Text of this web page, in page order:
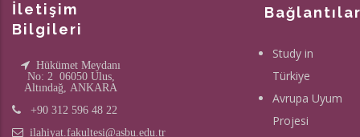
İletişim
Bilgileri
Hükümet Meydanı
No: 2 06050 Ulus,
Altındağ, ANKARA
+90 312 596 48 22
ilahiyat.fakultesi@asbu.edu.tr
Study in
Türkiye
Avrupa Uyum
Projesi